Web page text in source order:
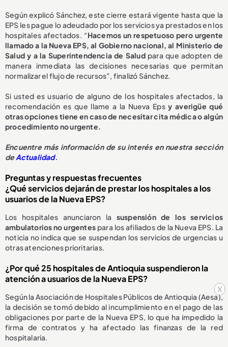
x
Según explicó Sánchez, este cierre estará vigente hasta que la
EPS les pague lo adeudado por los servicios ya prestados en los
hospitales afectados. “Hacemos un respetuoso pero urgente
llamado a la Nueva EPS, al Gobierno nacional, al Ministerio de
Salud y a la Superintendencia de Salud para que adopten de
manera inmediata las decisiones necesarias que permitan
normalizar el flujo de recursos”, finalizó Sánchez.
Si usted es usuario de alguno de los hospitales afectados, la
recomendación es que llame a la Nueva Epsy averigüe qué
otras opciones tiene en caso de necesitar cita médica o algún
procedimiento no urgente.
Encuentre más información de su interés en nuestra sección
deActualidad.
Preguntas y respuestas frecuentes
¿Qué servicios dejarán de prestar los hospitales a los
usuarios de la Nueva EPS?
Los hospitales anunciaron la suspensión de los servicios
ambulatorios no urgentes para los afiliados de la Nueva EPS. La
noticia no indica que se suspendan los servicios de urgencias u
otras atenciones prioritarias.
¿Por qué 25 hospitales de Antioquia suspendieron la
atención a usuarios de la Nueva EPS?
Según la Asociación de Hospitales Públicos de Antioquia (Aesa),
la decisión se tomó debido al incumplimiento en el pago de las
obligaciones por parte de la Nueva EPS, lo que ha impedido la
firma de contratos y ha afectado las finanzas de la red
hospitalaria.